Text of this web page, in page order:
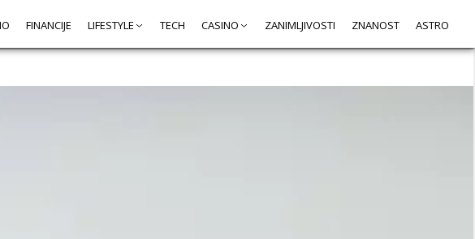
FINANCIJE LIFESTYLE TECH CASINO ZANIMLJIVOSTI ZNANOST ASTRO